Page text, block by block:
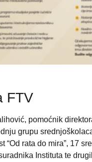
FTV
pomoćnik
grupu
“Od rata do mira”, 17
Instituta te